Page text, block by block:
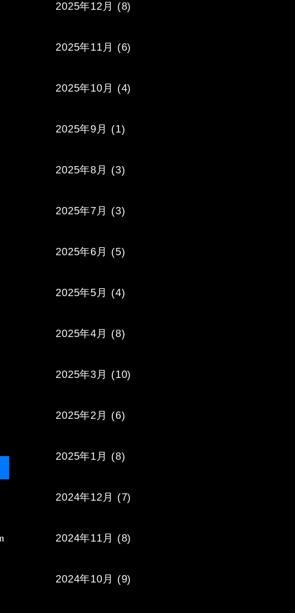
2025年12月 (8)
2025年11月 (6)
2025年10月 (4)
2025年9月 (1)
2025年8月 (3)
2025年7月 (3)
2025年6月 (5)
2025年5月 (4)
2025年4月 (8)
2025年3月 (10)
2025年2月 (6)
2025年1月 (8)
2024年12月 (7)
2024年11月 (8)
2024年10月 (9)